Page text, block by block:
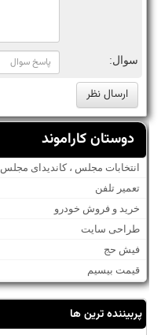
سوال:
دوستان کاراموند
انتخابات مجلس ، کاندیدای مجلس
تعمیر تلفن
خرید و فروش خودرو
طراحی سایت
فیش حج
قیمت بیسیم
پربیننده ترین ها